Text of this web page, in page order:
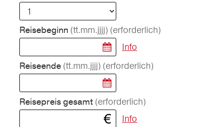
Reisebeginn (tt.mm.jjjj) (erforderlich)
Info
Reiseende (tt.mm.jjjj) (erforderlich)
Reisepreis gesamt (erforderlich)
Info